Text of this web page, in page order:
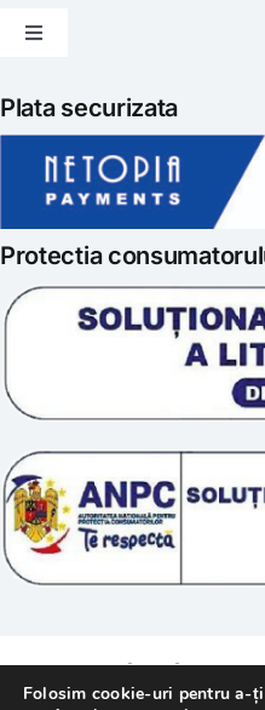
Gatit creativ
Iubim fructele
Scoala „Sanatate 5D”
Tratamente naturale
Toggle
Politica de livrare
Politica de retur
Prelucrarea datelor
Termeni si conditii
Politica cookie
Plata securizata
Protectia
© 2011 – [year]
rezervate.
Folosim cookie-uri pentru a-